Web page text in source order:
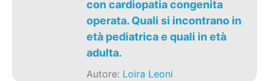
con cardiopatia congenita
operata. Quali si incontrano in
età pediatrica e quali in età
adulta.
Autore: Loira Leoni